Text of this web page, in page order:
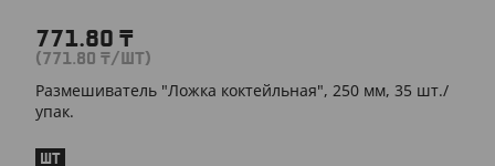
771.80 ₸
(771.80 ₸/ШТ)
Размешиватель "Ложка коктейльная", 250 мм, 35 шт./
упак.
ШТ